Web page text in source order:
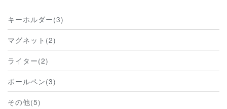
キーホルダー(3)
マグネット(2)
ライター(2)
ボールペン(3)
その他(5)